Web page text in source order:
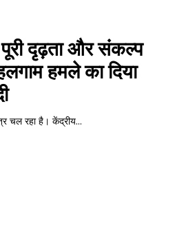
पूरी दृढ़ता और संकल्प
हमले का दिया
चल रहा है। केंद्रीय...